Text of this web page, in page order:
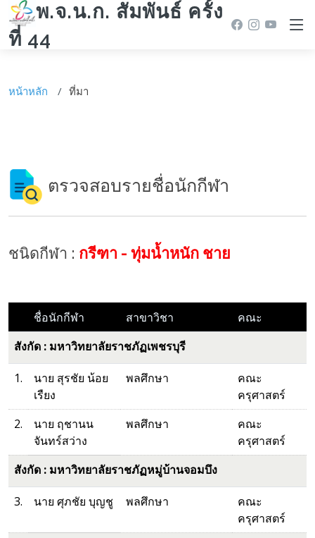
พ.จ.น.ก. สัมพันธ์ ครั้ง
ที่ 44
หน้าหลัก ที่มา
ตรวจสอบรายชื่อนักกีฬา
ชนิดกีฬา : กรีฑา - ทุ่มน้ำหนัก ชาย
ชื่อนักกีฬา สาขาวิชา
คณะ
สังกัด : มหาวิทยาลัยราชภัฏเพชรบุรี
1.
นาย สุรชัย น้อย
เรืยง
พลศึกษา
คณะ
ครุศาสตร์
2.
นาย ฤชานน
จันทร์สว่าง
พลศึกษา
คณะ
ครุศาสตร์
สังกัด : มหาวิทยาลัยราชภัฏหมู่บ้านจอมบึง
3. นาย ศุภชัย บุญชู พลศึกษา
คณะ
ครุศาสตร์